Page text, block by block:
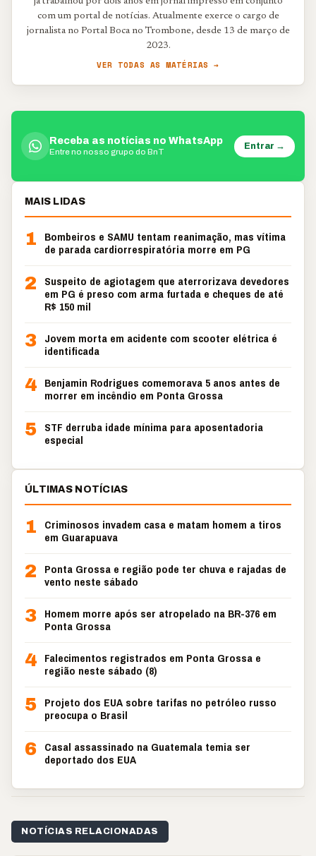
com um portal de notícias. Atualmente exerce o cargo de
jornalista no Portal Boca no Trombone, desde 13 de março de
2023.
VER TODAS AS MATÉRIAS →
Receba as notícias no WhatsApp
Entre no nosso grupo do BnT
Entrar →
MAIS LIDAS
1
Bombeiros e SAMU tentam reanimação, mas vítima
de parada cardiorrespiratória morre em PG
2
Suspeito de agiotagem que aterrorizava devedores
em PG é preso com arma furtada e cheques de até
R$ 150 mil
3 Jovem morta em acidente com scooter elétrica é
identificada
4 Benjamin Rodrigues comemorava 5 anos antes de
morrer em incêndio em Ponta Grossa
5 STF derruba idade mínima para aposentadoria
especial
ÚLTIMAS NOTÍCIAS
1
Criminosos invadem casa e matam homem a tiros
em Guarapuava
2
Ponta Grossa e região pode ter chuva e rajadas de
vento neste sábado
3 Homem morre após ser atropelado na BR-376 em
Ponta Grossa
4 Falecimentos registrados em Ponta Grossa e
região neste sábado (8)
5 Projeto dos EUA sobre tarifas no petróleo russo
preocupa o Brasil
6 Casal assassinado na Guatemala temia ser
deportado dos EUA
NOTÍCIAS RELACIONADAS